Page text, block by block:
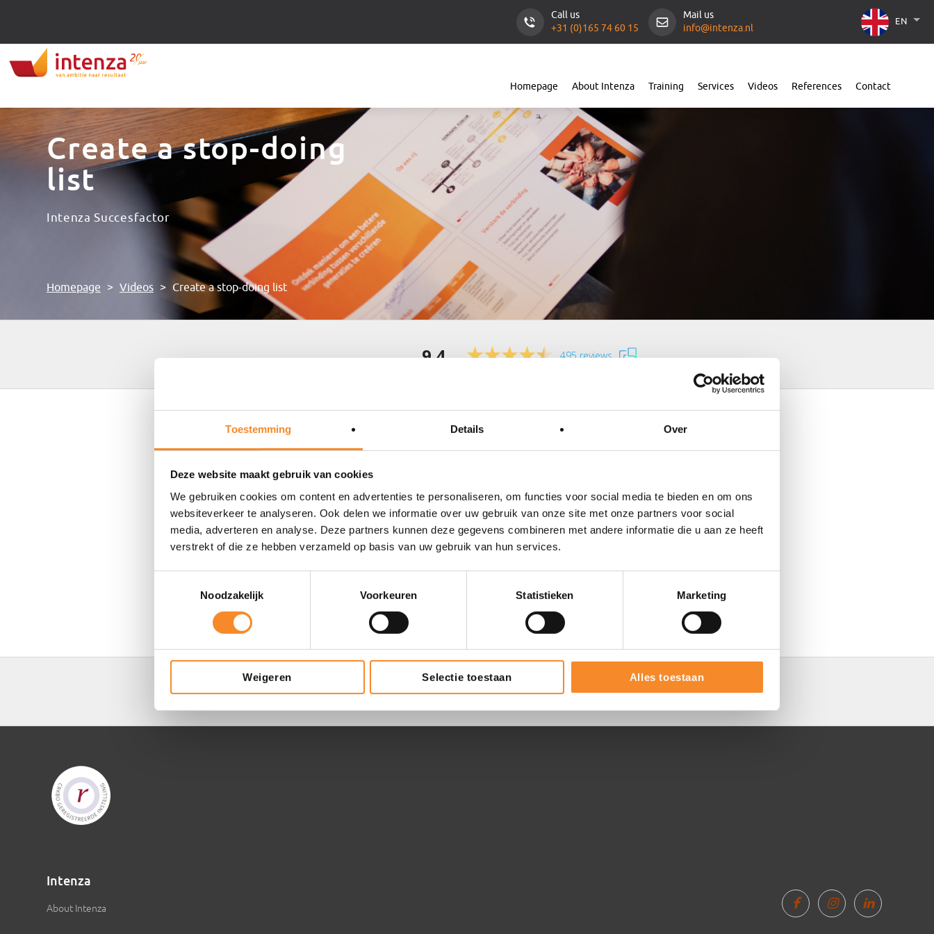
Toestemming Details Over
Deze website maakt gebruik van cookies
We gebruiken cookies om content en advertenties te personaliseren, om functies voor social media te bieden en om ons
websiteverkeer te analyseren. Ook delen we informatie over uw gebruik van onze site met onze partners voor social
media, adverteren en analyse. Deze partners kunnen deze gegevens combineren met andere informatie die u aan ze heeft
verstrekt of die ze hebben verzameld op basis van uw gebruik van hun services.
Noodzakelijk
Voorkeuren Statistieken Marketing
Weigeren Selectie toestaan Alles toestaan
Call us
+31 (0)165 74 60 15
Mail us
info@intenza.nl
EN
Homepage About Intenza Training Services Videos References Contact
Homepage > Videos > Create a stop-doing list
Create a stop-doing
list
Intenza Succesfactor
9.4 495 reviews
Create a stop-doing list
Focus your energy on activities that drive success and cut out those that don’t. This creates room for joy and decisive action.
9.4 495 reviews
Intenza
About Intenza